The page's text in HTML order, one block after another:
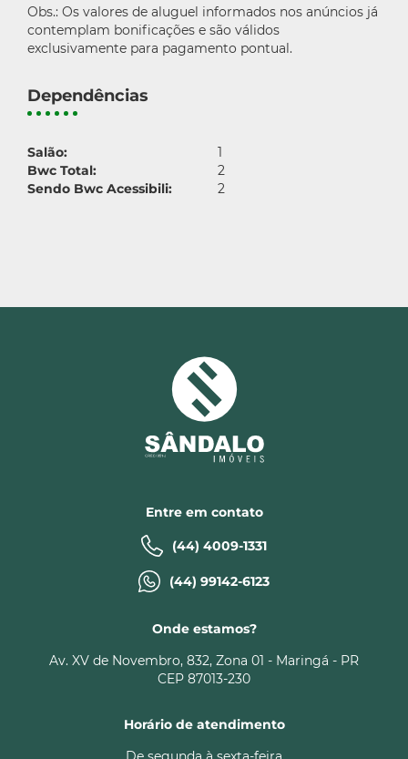
Obs.: Os valores de aluguel informados nos anúncios já
contemplam bonificações e são válidos
exclusivamente para pagamento pontual.
Dependências
Salão:
1
Bwc Total:
2
Sendo Bwc Acessibili:
2
Entre em contato
(44) 4009-1331
(44) 99142-6123
Onde estamos?
Av. XV de Novembro, 832, Zona 01 - Maringá - PR
CEP 87013-230
Horário de atendimento